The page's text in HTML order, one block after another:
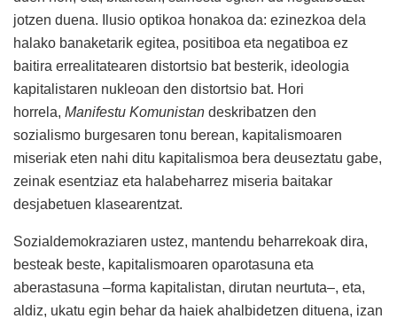
jotzen duena. Ilusio optikoa honakoa da: ezinezkoa dela
halako banaketarik egitea, positiboa eta negatiboa ez
baitira errealitatearen distortsio bat besterik, ideologia
kapitalistaren nukleoan den distortsio bat. Hori
horrela, Manifestu Komunistan deskribatzen den
sozialismo burgesaren tonu berean, kapitalismoaren
miseriak eten nahi ditu kapitalismoa bera deuseztatu gabe,
zeinak esentziaz eta halabeharrez miseria baitakar
desjabetuen klasearentzat.
Sozialdemokraziaren ustez, mantendu beharrekoak dira,
besteak beste, kapitalismoaren oparotasuna eta
aberastasuna –forma kapitalistan, dirutan neurtuta–, eta,
aldiz, ukatu egin behar da haiek ahalbidetzen dituena, izan